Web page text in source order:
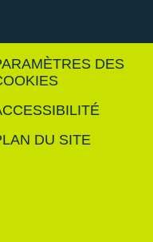
DES
DU SITE